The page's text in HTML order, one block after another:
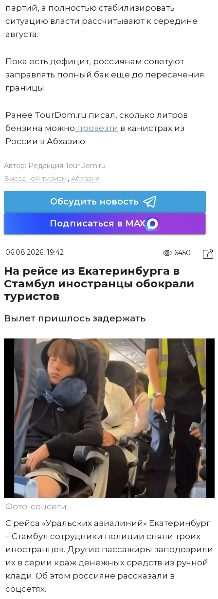
партий, а полностью стабилизировать
ситуацию власти рассчитывают к середине
августа.
Пока есть дефицит, россиянам советуют
заправлять полный бак еще до пересечения
границы.
Ранее TourDom.ru писал, сколько литров
бензина можно провезти в канистрах из
России в Абхазию.
Автор: Редакция TourDom.ru
Выездной туризм , Абхазия
Обсудить новость
Подписаться в MAX
06.08.2026, 19:42 6450
На рейсе из Екатеринбурга в
Стамбул иностранцы обокрали
туристов
Вылет пришлось задержать
Фото: соцсети
С рейса «Уральских авиалиний» Екатеринбург
– Стамбул сотрудники полиции сняли троих
иностранцев. Другие пассажиры заподозрили
их в серии краж денежных средств из ручной
клади. Об этом россияне рассказали в
соцсетях.